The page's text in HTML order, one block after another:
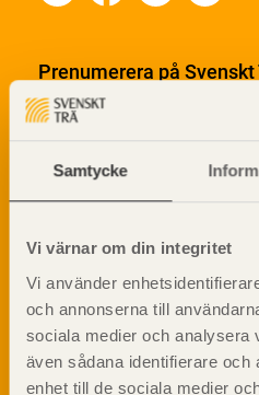
Samtycke
Vi värnar om din integritet
Vi använder
och annonserna till
sociala medier och analysera
även sådana identifierare och
enhet till de sociala medier
Prenumerera på Svenskt
informationsutskick!